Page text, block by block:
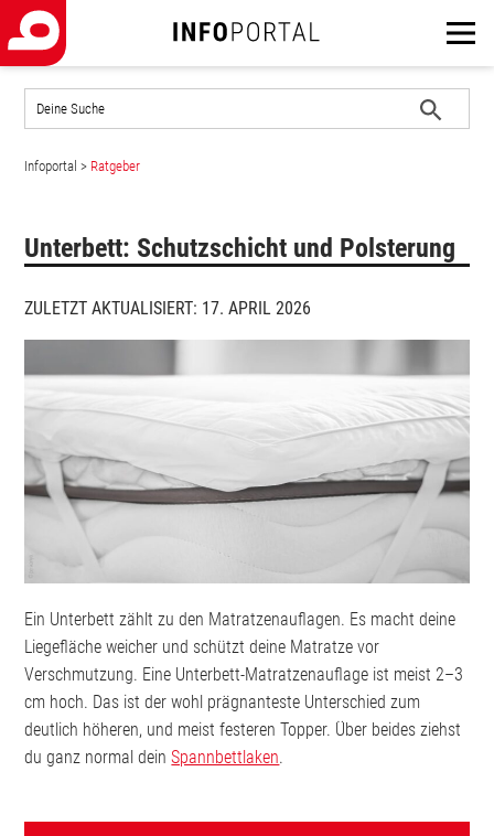
der
suchen
starten
Infoportal > Ratgeber
Unterbett: Schutzschicht und Polsterung
ZULETZT AKTUALISIERT: 17. APRIL 2026
Ein Unterbett zählt zu den Matratzenauflagen. Es macht deine
Liegefläche weicher und schützt deine Matratze vor
Verschmutzung. Eine Unterbett-Matratzenauflage ist meist 2–3
cm hoch. Das ist der wohl prägnanteste Unterschied zum
deutlich höheren, und meist festeren Topper. Über beides ziehst
du ganz normal deinSpannbettlaken.